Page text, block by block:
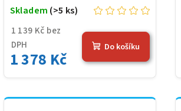
1 139 Kč bez
DPH
1 378 Kč
Skladem (>5 ks)
Do košíku